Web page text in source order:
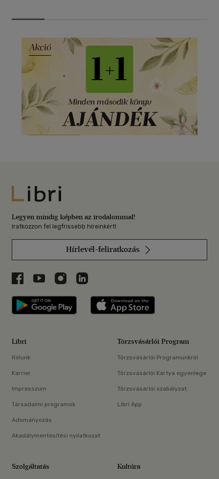
Libri
Legyen mindig képben az irodalommal!
Iratkozzon fel legfrissebb híreinkért!
Hírlevél-feliratkozás
Libri a Facebookon
Libri a Youtube-on
Libri az Instagramon
Libri a LinkedInen
Libri applikáció Szerezd meg: Google
Libri
Rólunk
Karrier
Impresszum
Társadalmi programok
Adományozás
Akadálymentesítési nyilatkozat
Törzsvásárlói Program
Törzsvásárlói Programunkról
Törzsvásárlói Kártya egyenlege
Törzsvásárlói szabályzat
Libri App
Szolgáltatás Kultúra